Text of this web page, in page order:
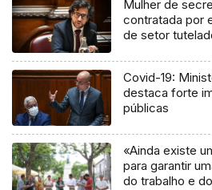
Mulher de
contratada por
de setor
Covid-19:
destaca forte
públicas
«Ainda existe
para garantir
do trabalho e